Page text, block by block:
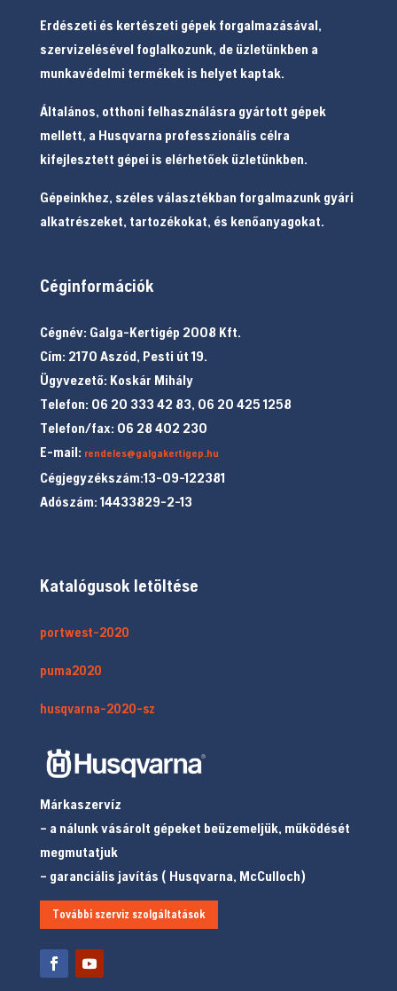
Erdészeti és kertészeti gépek forgalmazásával,
szervizelésével foglalkozunk, de üzletünkben a
munkavédelmi termékek is helyet kaptak.
Általános, otthoni felhasználásra gyártott gépek
mellett, a Husqvarna professzionális célra
kifejlesztett gépei is elérhetőek üzletünkben.
Gépeinkhez, széles választékban forgalmazunk gyári
alkatrészeket, tartozékokat, és kenőanyagokat.
Céginformációk
Cégnév: Galga-Kertigép 2008 Kft.
Cím: 2170 Aszód, Pesti út 19.
Ügyvezető: Koskár Mihály
Telefon: 06 20 333 42 83, 06 20 425 1258
Telefon/fax: 06 28 402 230
E-mail: rendeles@galgakertigep.hu
Cégjegyzékszám:13-09-122381
Adószám: 14433829-2-13
Katalógusok letöltése
portwest-2020
puma2020
husqvarna-2020-sz
Márkaszervíz
– a nálunk vásárolt gépeket beüzemeljük, működését
megmutatjuk
– garanciális javítás ( Husqvarna, McCulloch)
További szerviz szolgáltatások